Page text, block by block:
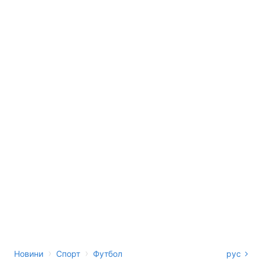
Новини › Спорт › Футбол рус